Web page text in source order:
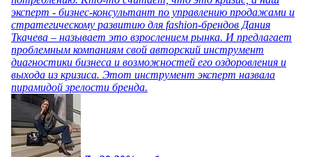
эксперт - бизнес-консультант по управлению продажами и
стратегическому развитию для fashion-брендов Дания
Ткачева – называет это взрослением рынка. И предлагает
проблемным компаниям свой авторский инструмент
диагностики бизнеса и возможностей его оздоровления и
выхода из кризиса. Этот инструмент эксперт назвала
пирамидой зрелости бренда.